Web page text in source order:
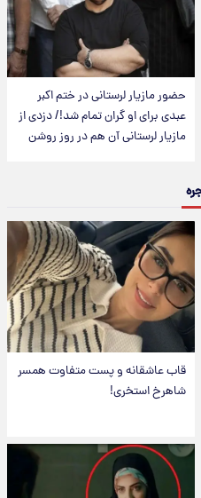
حضور مازیار لرستانی در ختم اکبر
عبدی برای او گران تمام شد!/ دزدی از
مازیار لرستانی آن هم در روز روشن
قاب عاشقانه و پست متفاوت همسر
شاهرخ استخری!